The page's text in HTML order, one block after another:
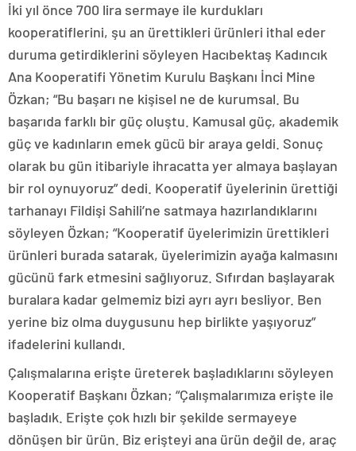
İki yıl önce 700 lira sermaye ile kurdukları
kooperatiflerini, şu an ürettikleri ürünleri ithal eder
duruma getirdiklerini söyleyen Hacıbektaş Kadıncık
Ana Kooperatifi Yönetim Kurulu Başkanı İnci Mine
Özkan; “Bu başarı ne kişisel ne de kurumsal. Bu
başarıda farklı bir güç oluştu. Kamusal güç, akademik
güç ve kadınların emek gücü bir araya geldi. Sonuç
olarak bu gün itibariyle ihracatta yer almaya başlayan
bir rol oynuyoruz” dedi. Kooperatif üyelerinin ürettiği
tarhanayı Fildişi Sahili’ne satmaya hazırlandıklarını
söyleyen Özkan; “Kooperatif üyelerimizin ürettikleri
ürünleri burada satarak, üyelerimizin ayağa kalmasını
gücünü fark etmesini sağlıyoruz. Sıfırdan başlayarak
buralara kadar gelmemiz bizi ayrı ayrı besliyor. Ben
yerine biz olma duygusunu hep birlikte yaşıyoruz”
ifadelerini kullandı.
Çalışmalarına erişte üreterek başladıklarını söyleyen
Kooperatif Başkanı Özkan; “Çalışmalarımıza erişte ile
başladık. Erişte çok hızlı bir şekilde sermayeye
dönüşen bir ürün. Biz erişteyi ana ürün değil de, araç